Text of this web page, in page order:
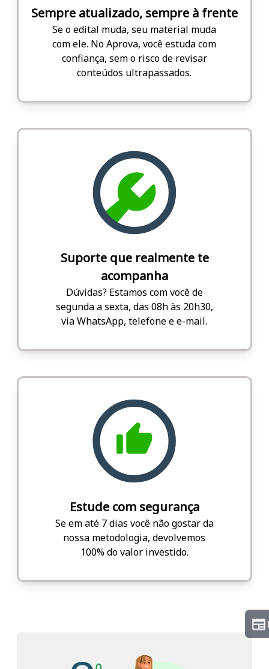
Sempre atualizado, sempre à frente
Se o edital muda, seu material muda
com ele. No Aprova, você estuda com
confiança, sem o risco de revisar
conteúdos ultrapassados.
Suporte que realmente te
acompanha
Dúvidas? Estamos com você de
segunda a sexta, das 08h às 20h30,
via WhatsApp, telefone e e-mail.
Estude com segurança
Se em até 7 dias você não gostar da
nossa metodologia, devolvemos
100% do valor investido.